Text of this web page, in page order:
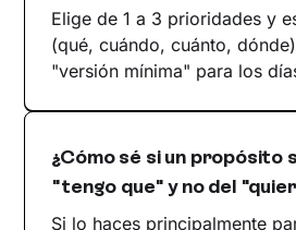
Elige de 1 a 3 prioridades y
(qué, cuándo, cuánto,
"versión mínima" para los
¿Cómo sé si un propósito
"tengo que" y no del
Si lo haces principalmente